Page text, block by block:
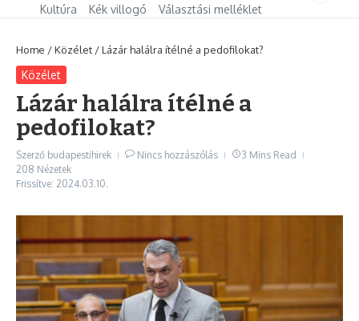
Kultúra
Kék villogó Választási melléklet
Home /Közélet /Lázár halálra ítélné a pedofilokat?
Közélet
Lázár halálra ítélné a
pedofilokat?
Szerző budapestihirek Nincs hozzászólás
3 Mins Read
208 Nézetek
Frissítve: 2024.03.10.